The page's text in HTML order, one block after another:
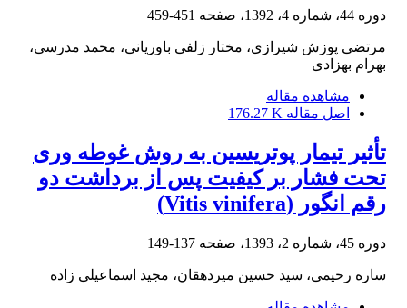
دوره 44، شماره 4، 1392، صفحه 451-459
مرتضی پوزش شیرازی، مختار زلفی باوریانی، محمد مدرسی،
بهرام بهزادی
مشاهده مقاله
اصل مقاله 176.27 K
تأثیر تیمار پوتریسین به روش غوطه‏ وری
تحت فشار بر کیفیت پس از برداشت دو
رقم انگور (Vitis vinifera)
دوره 45، شماره 2، 1393، صفحه 137-149
ساره رحیمی، سید حسین میردهقان، مجید اسماعیلی زاده